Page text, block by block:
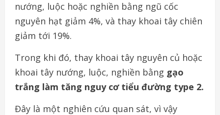
nướng, luộc hoặc nghiền bằng ngũ cốc
nguyên hạt giảm 4%, và thay khoai tây chiên
giảm tới 19%.
Trong khi đó, thay khoai tây nguyên củ hoặc
khoai tây nướng, luộc, nghiền bằng gạo
trắng làm tăng nguy cơ tiểu đường type 2.
Đây là một nghiên cứu quan sát, vì vậy